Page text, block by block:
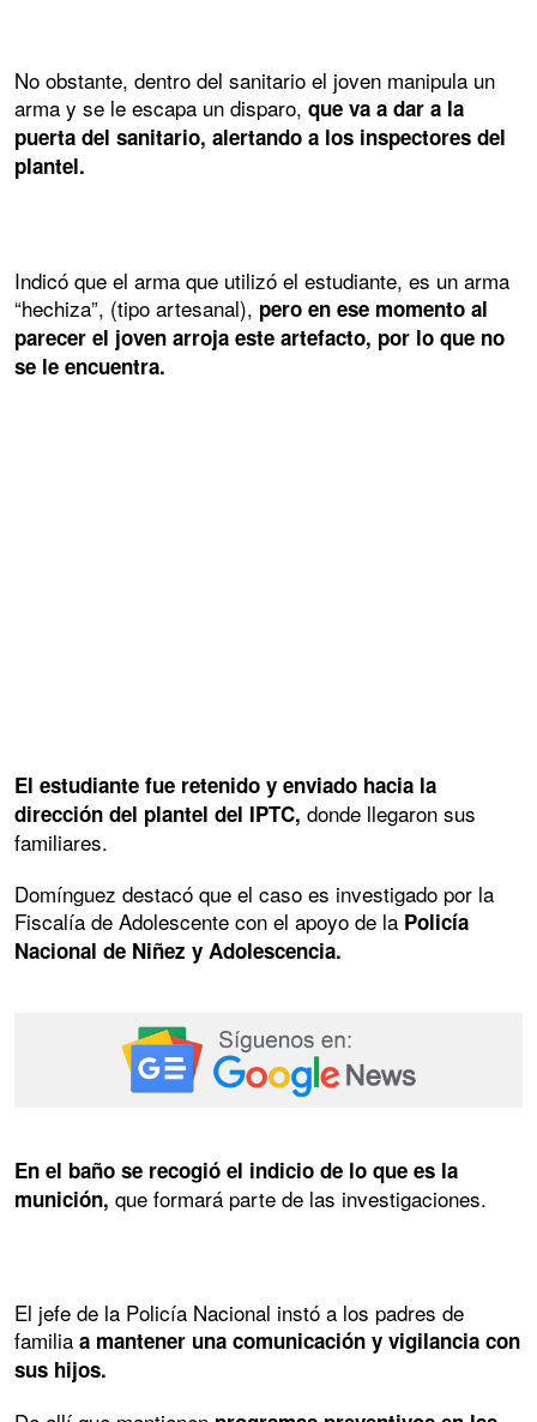
No obstante, dentro del sanitario el joven manipula un
arma y se le escapa un disparo, que va a dar a la
puerta del sanitario, alertando a los inspectores del
plantel.
Indicó que el arma que utilizó el estudiante, es un arma
“hechiza”, (tipo artesanal), pero en ese momento al
parecer el joven arroja este artefacto, por lo que no
se le encuentra.
El estudiante fue retenido y enviado hacia la
dirección del plantel del IPTC, donde llegaron sus
familiares.
Domínguez destacó que el caso es investigado por la
Fiscalía de Adolescente con el apoyo de la Policía
Nacional de Niñez y Adolescencia.
En el baño se recogió el indicio de lo que es la
munición, que formará parte de las investigaciones.
El jefe de la Policía Nacional instó a los padres de
familia a mantener una comunicación y vigilancia con
sus hijos.